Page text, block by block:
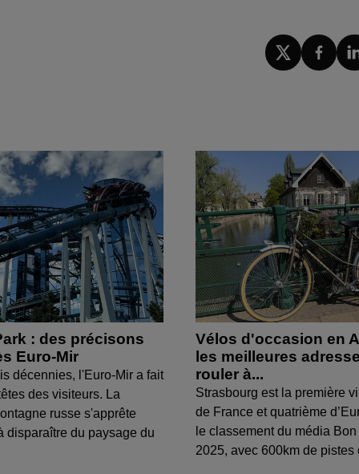
: des précisons
Euro-Mir
décennies, l'Euro-Mir a fait
des visiteurs. La
russe s'apprête
disparaître du paysage du
Vélos d'occasion en
les meilleures
rouler à...
Strasbourg est la première
de France et quatrième
le classement du média
2025, avec 600km de pistes